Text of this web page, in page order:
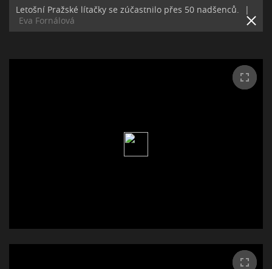
Letošní Pražské lítačky se zúčastnilo přes 50 nadšenců.
|
Eva Fornálová